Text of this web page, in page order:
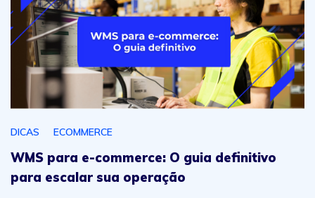
DICAS ECOMMERCE
WMS para e-commerce: O guia definitivo
para escalar sua operação